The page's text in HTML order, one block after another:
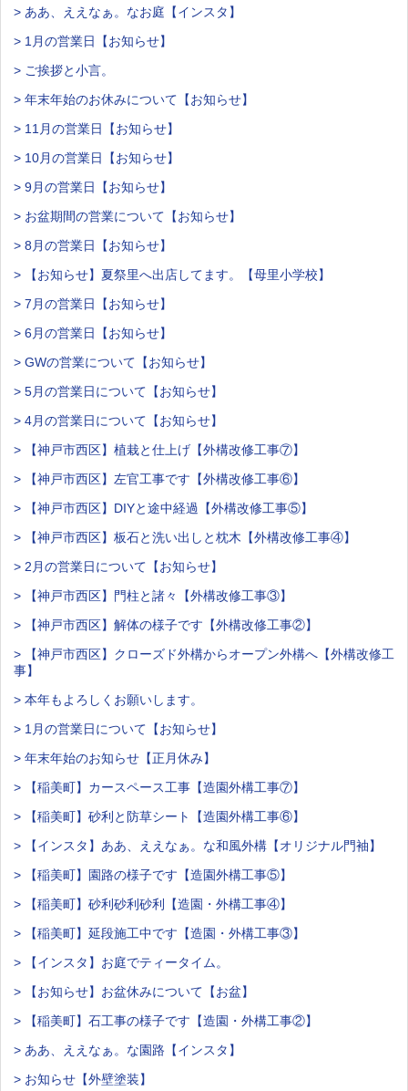
> ああ、ええなぁ。なお庭【インスタ】
> 1月の営業日【お知らせ】
> ご挨拶と小言。
> 年末年始のお休みについて【お知らせ】
> 11月の営業日【お知らせ】
> 10月の営業日【お知らせ】
> 9月の営業日【お知らせ】
> お盆期間の営業について【お知らせ】
> 8月の営業日【お知らせ】
> 【お知らせ】夏祭里へ出店してます。【母里小学校】
> 7月の営業日【お知らせ】
> 6月の営業日【お知らせ】
> GWの営業について【お知らせ】
> 5月の営業日について【お知らせ】
> 4月の営業日について【お知らせ】
> 【神戸市西区】植栽と仕上げ【外構改修工事⑦】
> 【神戸市西区】左官工事です【外構改修工事⑥】
> 【神戸市西区】DIYと途中経過【外構改修工事⑤】
> 【神戸市西区】板石と洗い出しと枕木【外構改修工事④】
> 2月の営業日について【お知らせ】
> 【神戸市西区】門柱と諸々【外構改修工事③】
> 【神戸市西区】解体の様子です【外構改修工事②】
> 【神戸市西区】クローズド外構からオープン外構へ【外構改修工
事】
> 本年もよろしくお願いします。
> 1月の営業日について【お知らせ】
> 年末年始のお知らせ【正月休み】
> 【稲美町】カースペース工事【造園外構工事⑦】
> 【稲美町】砂利と防草シート【造園外構工事⑥】
> 【インスタ】ああ、ええなぁ。な和風外構【オリジナル門袖】
> 【稲美町】園路の様子です【造園外構工事⑤】
> 【稲美町】砂利砂利砂利【造園・外構工事④】
> 【稲美町】延段施工中です【造園・外構工事③】
> 【インスタ】お庭でティータイム。
> 【お知らせ】お盆休みについて【お盆】
> 【稲美町】石工事の様子です【造園・外構工事②】
> ああ、ええなぁ。な園路【インスタ】
> お知らせ【外壁塗装】